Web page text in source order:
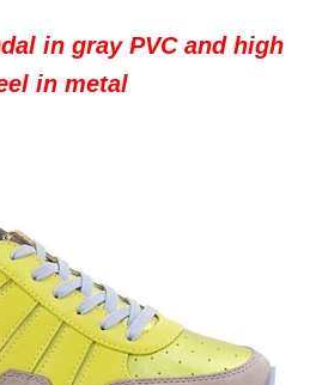
in gray PVC and high
in metal